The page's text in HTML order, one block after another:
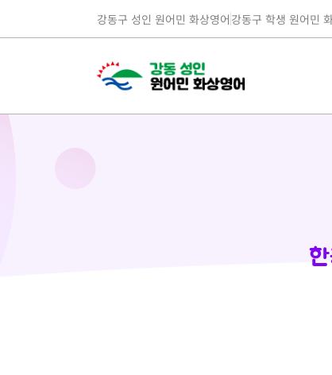
강동구 성인 원어민 화상영어 강동구 학생 원어민